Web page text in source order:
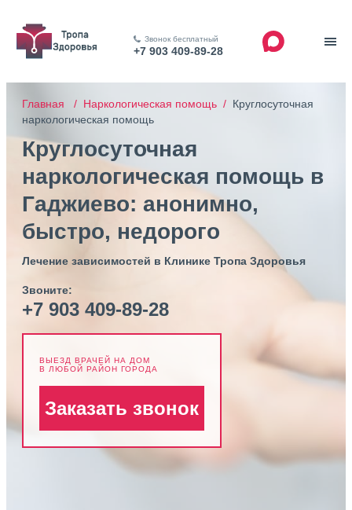
Звонок бесплатный
+7 903 409-89-28
Главная / Наркологическая помощь / Круглосуточная
наркологическая помощь
Круглосуточная
наркологическая помощь в
Гаджиево: анонимно,
быстро, недорого
Лечение зависимостей в Клинике Тропа Здоровья
Звоните:
+7 903 409-89-28
ВЫЕЗД ВРАЧЕЙ НА ДОМ
В ЛЮБОЙ РАЙОН ГОРОДА
Заказать звонок